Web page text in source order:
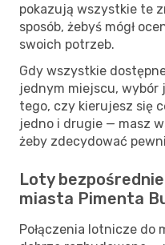
pokazują wszystkie te
sposób, żebyś mógł
swoich potrzeb.
Gdy wszystkie
jednym miejscu, wybór
tego, czy kierujesz się
jedno i drugie — masz
żeby zdecydować
Loty
miasta Pimenta
Połączenia lotnicze do